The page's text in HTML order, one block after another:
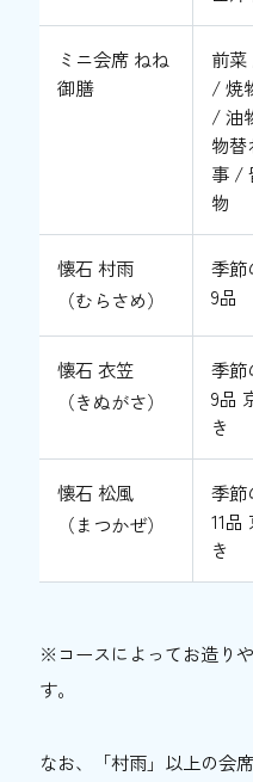
ミニ会席 ねね
御膳
前菜
/ 焼
/ 油
物
事 /
物
懐石 村雨
（むらさめ）
季節
9品
懐石 衣笠
（きぬがさ）
季節
9品
き
懐石 松風
（まつかぜ）
季節
11品
き
※コースによってお造り
す。
なお、「村雨」以上の会